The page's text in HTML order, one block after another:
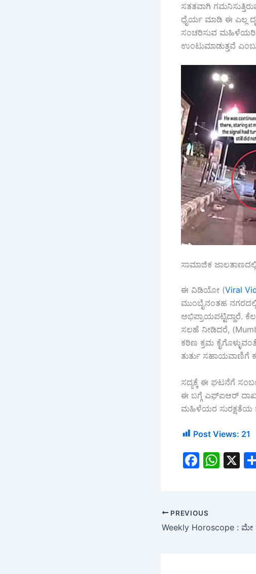
ಸತತವಾಗಿ
ಧೈರ್ಯ ಮಾಡಿ ಈ ಎಲ್ಲ
ಸಂಚರಿಸುವ ಮಹಿಳೆಯರಿಗೆ
ಉಂಟುಮಾಡುತ್ತವೆ
ಸಾಮಾಜಿಕ
ಈ ವಿಡಿಯೋ (Viral
ಮುಂಬೈನಂತಹ
ಅಭಿಪ್ರಾಯಪಟ್ಟಿದ್ದಾರೆ.
ಸಲಹೆ ನೀಡಿದರೆ,
ಕಠಿಣ ಕ್ರಮ
ತುರ್ತು ಸಹಾಯವಾಣಿಗೆ
ಸದ್ಯಕ್ಕೆ ಈ ಘಟನೆಗೆ
ಈ ಬಗ್ಗೆ ಎಫ್‌ಐಆರ್
ಮಹಿಳೆಯರ ಸುರಕ್ಷತೆಯ
Post Views: 21
F
e
b
W
A
X
PREVIOUS